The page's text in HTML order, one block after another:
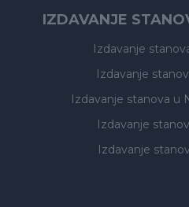
IZDAVANJE
Izdavanje
Izdavanje
Izdavanje stanova u
Izdavanje
Izdavanje